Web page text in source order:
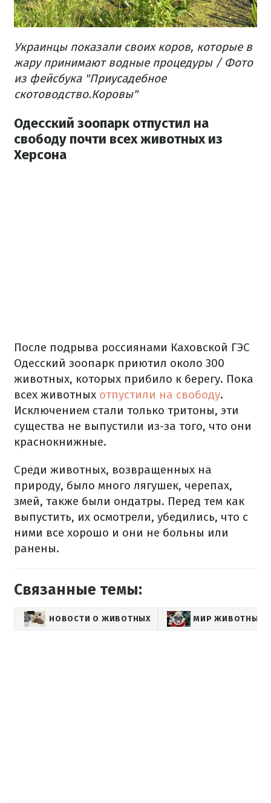
Украинцы показали своих коров, которые в
жару принимают водные процедуры / Фото
из фейсбука "Приусадебное
скотоводство.Коровы"
Одесский зоопарк отпустил на
свободу почти всех животных из
Херсона
После подрыва россиянами Каховской ГЭС
Одесский зоопарк приютил около 300
животных, которых прибило к берегу. Пока
всех животных отпустили на свободу.
Исключением стали только тритоны, эти
существа не выпустили из-за того, что они
краснокнижные.
Среди животных, возвращенных на
природу, было много лягушек, черепах,
змей, также были ондатры. Перед тем как
выпустить, их осмотрели, убедились, что с
ними все хорошо и они не больны или
ранены.
Связанные темы:
НОВОСТИ О ЖИВОТНЫХ МИР ЖИВОТНЫХ